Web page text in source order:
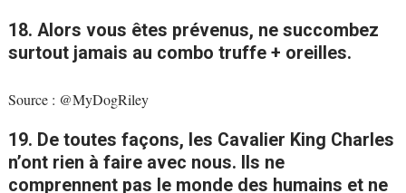
18. Alors vous êtes prévenus, ne succombez
surtout jamais au combo truffe + oreilles.
Source : @MyDogRiley
19. De toutes façons, les Cavalier King Charles
n’ont rien à faire avec nous. Ils ne
comprennent pas le monde des humains et ne